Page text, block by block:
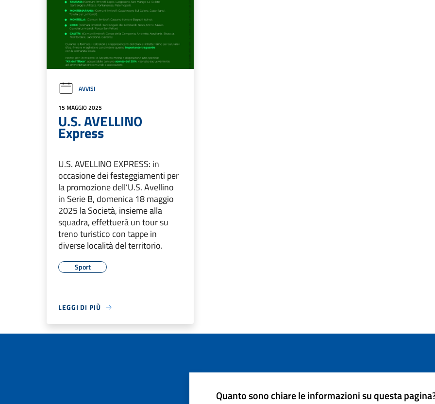
AVVISI
15 MAGGIO 2025
U.S. AVELLINO
Express
U.S. AVELLINO EXPRESS: in
occasione dei festeggiamenti per
la promozione dell’U.S. Avellino
in Serie B, domenica 18 maggio
2025 la Società, insieme alla
squadra, effettuerà un tour su
treno turistico con tappe in
diverse località del territorio.
Sport
LEGGI DI PIÙ
Quanto sono chiare le informazioni su questa